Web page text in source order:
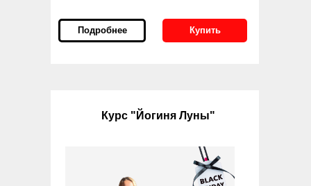
Подробнее Купить
Курс "Йогиня Луны"